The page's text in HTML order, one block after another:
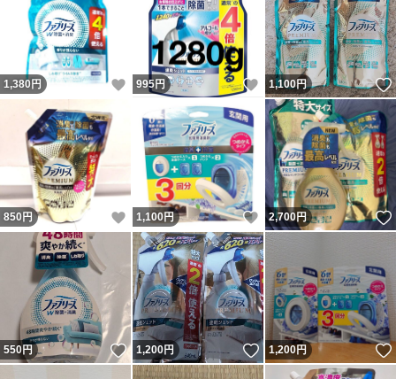
1,380 円 いいね！
995円 いいね！
1,100円
850 円 いいね！
1,100円 いいね！
2,700円
550円 いいね！
1,200円 いいね！
1,200円